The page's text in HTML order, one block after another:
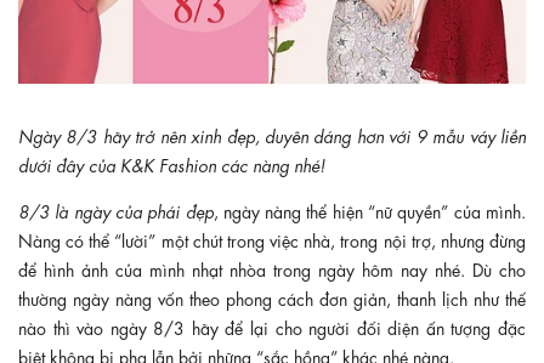
Ngày 8/3 hãy trở nên xinh đẹp, duyên dáng hơn với 9 mẫu váy liền
dưới đây của K&K Fashion các nàng nhé!
8/3 là ngày của phái đẹp, ngày nàng thể hiện “nữ quyền” của mình.
Nàng có thể “lười” một chút trong việc nhà, trong nội trợ, nhưng đừng
để hình ảnh của mình nhạt nhòa trong ngày hôm nay nhé. Dù cho
thường ngày nàng vốn theo phong cách đơn giản, thanh lịch như thế
nào thì vào ngày 8/3 hãy để lại cho người đối diện ấn tượng đặc
biệt không bị pha lẫn bởi những “sắc hồng” khác nhé nàng.